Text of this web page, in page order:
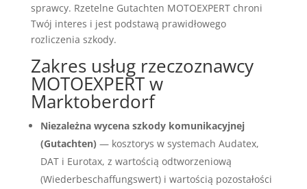
sprawcy. Rzetelne Gutachten MOTOEXPERT chroni
Twój interes i jest podstawą prawidłowego
rozliczenia szkody.
Zakres usług rzeczoznawcy
MOTOEXPERT w
Marktoberdorf
Niezależna wycena szkody komunikacyjnej
(Gutachten) — kosztorys w systemach Audatex,
DAT i Eurotax, z wartością odtworzeniową
(Wiederbeschaffungswert) i wartością pozostałości